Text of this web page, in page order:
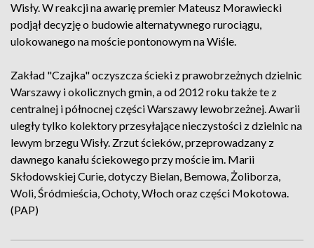
Wisły. W reakcji na awarię premier Mateusz Morawiecki
podjął decyzję o budowie alternatywnego rurociągu,
ulokowanego na moście pontonowym na Wiśle.
Zakład "Czajka" oczyszcza ścieki z prawobrzeżnych dzielnic
Warszawy i okolicznych gmin, a od 2012 roku także te z
centralnej i północnej części Warszawy lewobrzeżnej. Awarii
uległy tylko kolektory przesyłające nieczystości z dzielnic na
lewym brzegu Wisły. Zrzut ścieków, przeprowadzany z
dawnego kanału ściekowego przy moście im. Marii
Skłodowskiej Curie, dotyczy Bielan, Bemowa, Żoliborza,
Woli, Śródmieścia, Ochoty, Włoch oraz części Mokotowa.
(PAP)